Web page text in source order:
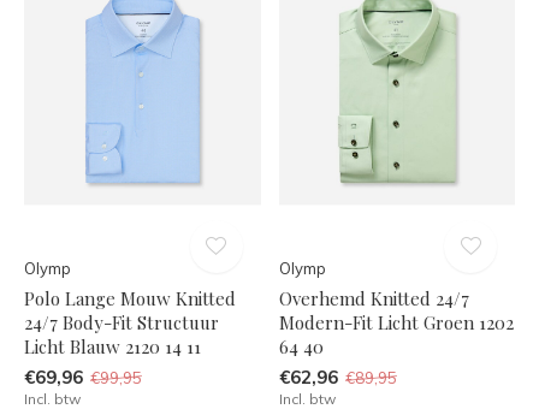
Olymp
Polo Lange Mouw Knitted
24/7 Body-Fit Structuur
Licht Blauw 2120 14 11
€69,96 €99,95
Incl. btw
Olymp
Overhemd Knitted 24/7
Modern-Fit Licht Groen 1202
64 40
€62,96 €89,95
Incl. btw